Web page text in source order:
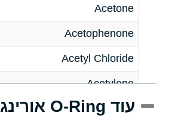
Acetone
Acetophenone
Acetyl Chloride
Acetylene
Acrlylonitrile
עוד O-Ring אורינגים מאותו הגודל